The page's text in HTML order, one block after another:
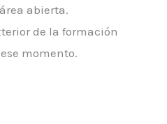
abierta.
de la formación
momento.